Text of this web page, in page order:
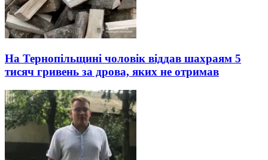
На Тернопільщині чоловік віддав шахраям 5
тисяч гривень за дрова, яких не отримав